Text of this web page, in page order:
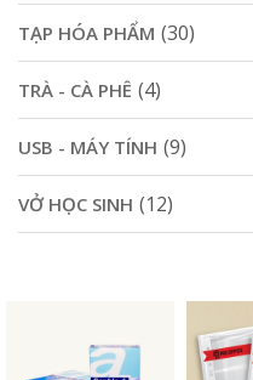
TẠP HÓA PHẨM (30)
TRÀ - CÀ PHÊ (4)
USB - MÁY TÍNH (9)
VỞ HỌC SINH (12)